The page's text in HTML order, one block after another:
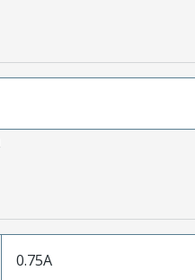
0.75A